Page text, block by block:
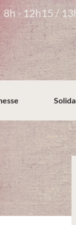
8h - 12h15 /